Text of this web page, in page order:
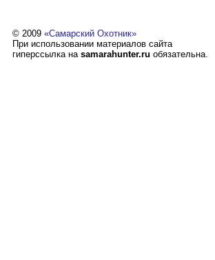
© 2009 «Самарский Охотник»
При использовании материалов сайта
гиперссылка на samarahunter.ru обязательна.